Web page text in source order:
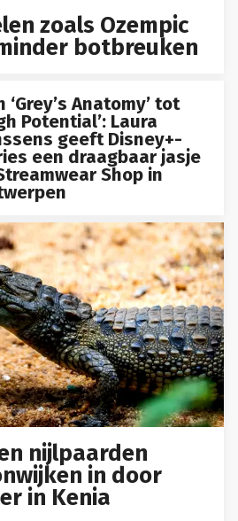
zoals Ozempic
botbreuken
‘Grey’s Anatomy’ tot
Potential’: Laura
geeft Disney+-
een draagbaar jasje
Shop in
nijlpaarden
in door
in Kenia